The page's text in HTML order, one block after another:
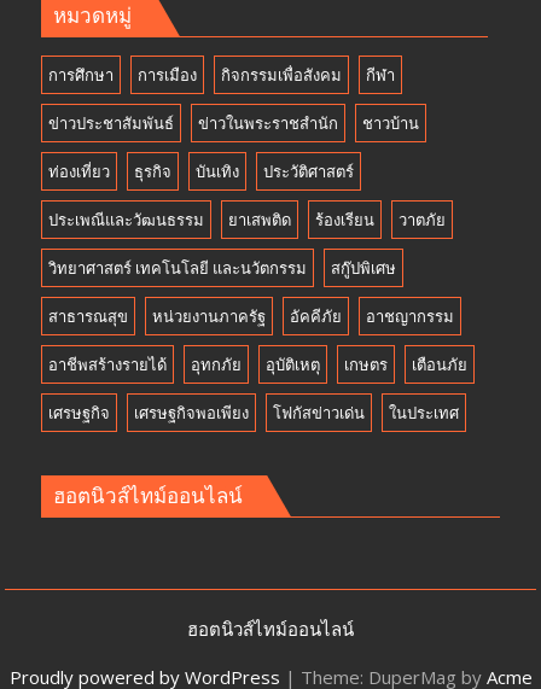
หมวดหมู่
การศึกษา การเมือง กิจกรรมเพื่อสังคม กีฬา
ข่าวประชาสัมพันธ์ ข่าวในพระราชสำนัก ชาวบ้าน
ท่องเที่ยว ธุรกิจ บันเทิง ประวัติศาสตร์
ประเพณีและวัฒนธรรม ยาเสพติด ร้องเรียน วาตภัย
วิทยาศาสตร์ เทคโนโลยี และนวัตกรรม สกู๊ปพิเศษ
สาธารณสุข หน่วยงานภาครัฐ อัคคีภัย อาชญากรรม
อาชีพสร้างรายได้ อุทกภัย อุบัติเหตุ เกษตร เตือนภัย
เศรษฐกิจ เศรษฐกิจพอเพียง โฟกัสข่าวเด่น ในประเทศ
ฮอตนิวส์ไทม์ออนไลน์
ฮอตนิวส์ไทม์ออนไลน์
Proudly powered by WordPress | Theme: DuperMag by Acme